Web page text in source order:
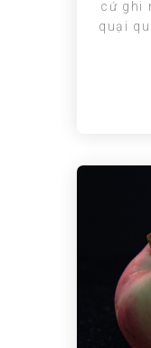
cứ ghi
quại